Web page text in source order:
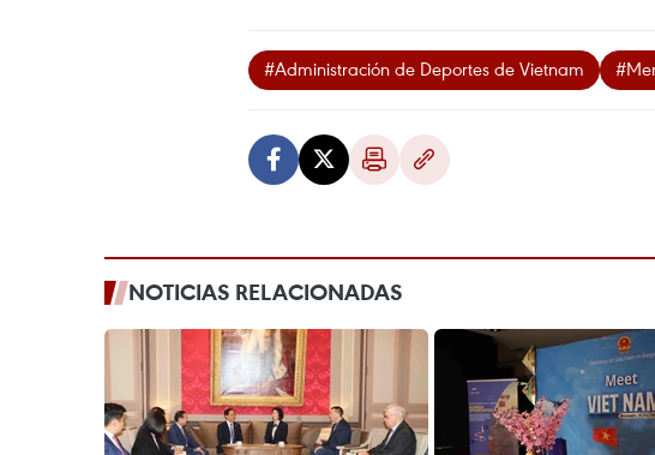
#Administración de Deportes de Vietnam
NOTICIAS RELACIONADAS